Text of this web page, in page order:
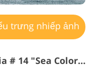
trưng nhiếp ảnh
Biểu trưng cho Nhiếp ảnh gia # 14 "Sea Colors"